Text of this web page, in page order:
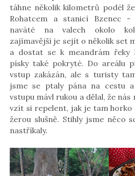
táhne několik kilometrů podél
Rohatcem a stanicí Bzenec -
naváté na valech okolo
zajímavější je sejít o několik set
a dostat se k meandrám řeky
písky také pokryté. Do areálu
vstup zakázán, ale s turisty
jsme se ptaly pána na cestu
vstupu mávl rukou a dělal, že
vzít si repelent, jak je tam horko
žerou slušně. Stihly jsme něco
nastříkaly.